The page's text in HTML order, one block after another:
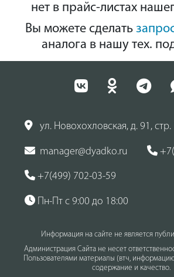
нет в прайс-листах
Вы можете сделать
аналога в нашу тех.
ул. Новохохловская, д. 91, стр.
manager@dyadko.ru
+7(499) 702-03-59
Пн-Пт с 9:00 до 18:00
Информация на сайте не является
Администрация Сайта не несет
Пользователями материалы (втч,
содержание и качество.